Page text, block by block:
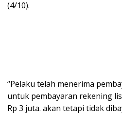
(4/10).
“Pelaku telah menerima
untuk pembayaran rekening
Rp 3 juta. akan tetapi tidak